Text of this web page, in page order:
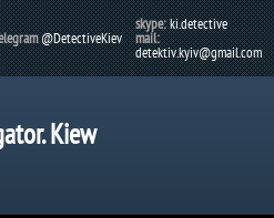
@DetectiveKiev
skype:ki.detective
mail:
detektiv.kyiv@gmail.com
Kiew